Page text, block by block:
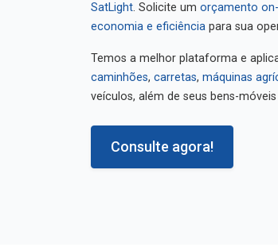
SatLight. Solicite um orçamento
economia e eficiência para sua
Temos a melhor plataforma e
caminhões, carretas, máquinas
veículos, além de seus bens-
Consulte agora!